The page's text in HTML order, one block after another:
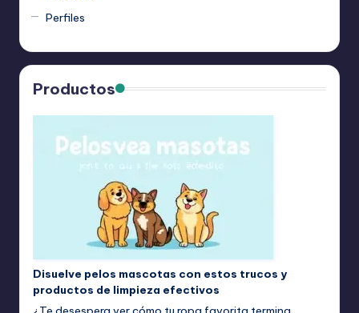
Perfiles
Productos
Disuelve pelos mascotas con estos trucos y
productos de limpieza efectivos